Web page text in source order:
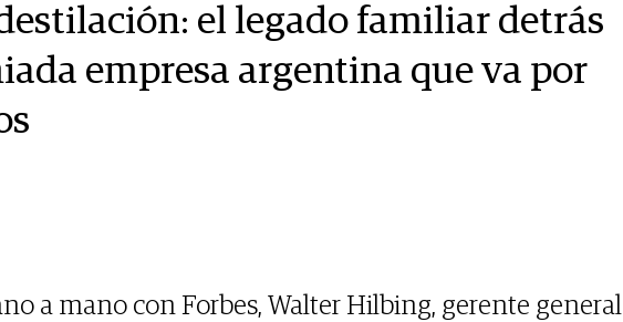
el legado familiar detrás
empresa argentina que va por
a mano con Forbes, Walter Hilbing, gerente general